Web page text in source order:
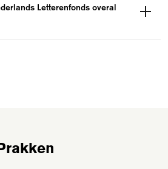
werken bij een erkende,
willen schrijven.
Letterenfonds overal
vermeld. Je kunt het logo